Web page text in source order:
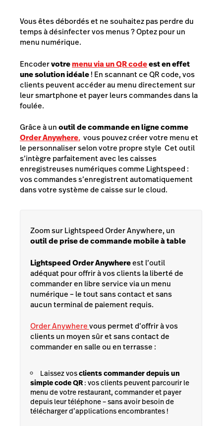
Vous êtes débordés et ne souhaitez pas perdre du
temps à désinfecter vos menus ? Optez pour un
menu numérique.
Encodervotremenu via un QR codeest en effet
une solution idéale! En scannant ce QR code, vos
clients peuvent accéder au menu directement sur
leur smartphone et payer leurs commandes dans la
foulée.
Grâce à unoutil de commande en ligne comme
Order Anywhere, vous pouvez créer votre menu et
le personnaliser selon votre propre style Cet outil
s’intègre parfaitement avec les caisses
enregistreuses numériques comme Lightspeed :
vos commandes s’enregistrent automatiquement
dans votre système de caisse sur le cloud.
Zoom sur Lightspeed Order Anywhere, un
outil de prise de commande mobile à table
Lightspeed Order Anywhereest l’outil
adéquat pour offrir à vos clients la liberté de
commander en libre service via un menu
numérique – le tout sans contact et sans
aucun terminal de paiement requis.
Order Anywherevous permet d’offrir à vos
clients un moyen sûr et sans contact de
commander en salle ou en terrasse :
Laissez vosclients commander depuis un
simple code QR: vos clients peuvent parcourir le
menu de votre restaurant, commander et payer
depuis leur téléphone – sans avoir besoin de
télécharger d’applications encombrantes !